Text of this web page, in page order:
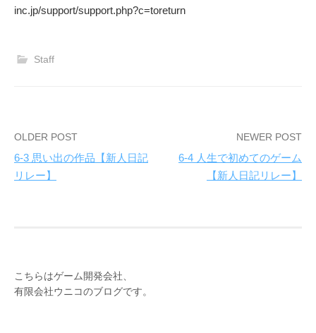
inc.jp/support/support.php?c=toreturn
Staff
P
a
OLDER POST
6-3 思い出の作品【新人日記
リレー】
NEWER POST
6-4 人生で初めてのゲーム
【新人日記リレー】
こちらはゲーム開発会社、
有限会社ウニコのブログです。